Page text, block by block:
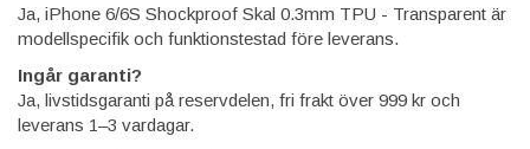
Ja, iPhone 6/6S Shockproof Skal 0.3mm TPU - Transparent är
modellspecifik och funktionstestad före leverans.
Ingår garanti?
Ja, livstidsgaranti på reservdelen, fri frakt över 999 kr och
leverans 1–3 vardagar.